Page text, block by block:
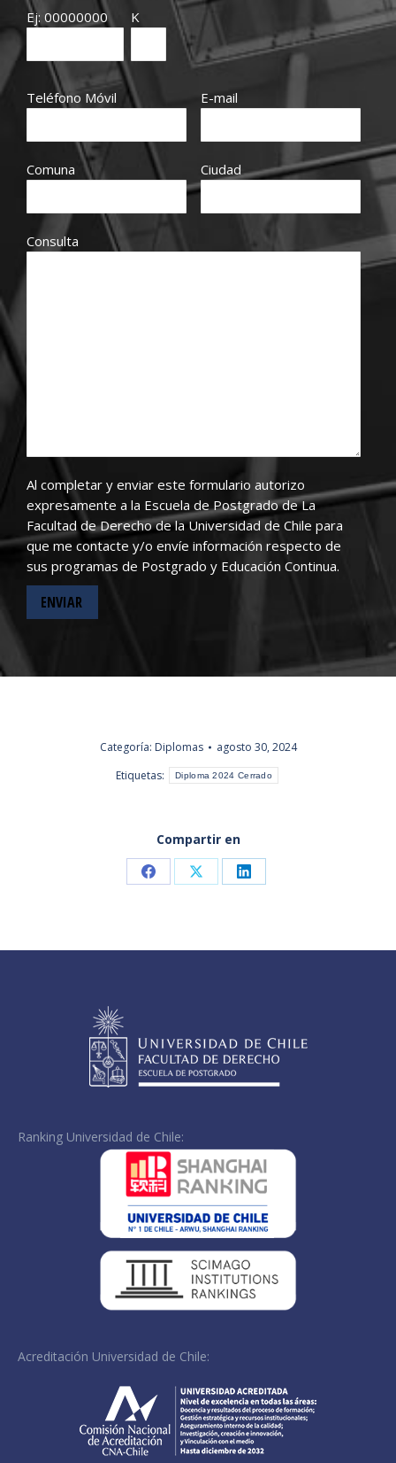
Ej: 00000000
K
Teléfono Móvil E-mail
Comuna Ciudad
Consulta
Al completar y enviar este formulario autorizo
expresamente a la Escuela de Postgrado de La
Facultad de Derecho de la Universidad de Chile para
que me contacte y/o envíe información respecto de
sus programas de Postgrado y Educación Continua.
Categoría: Diplomas
agosto 30, 2024
Etiquetas:
Diploma 2024 Cerrado
Compartir en
Share Share Share
Ranking Universidad de Chile:
Acreditación Universidad de Chile: